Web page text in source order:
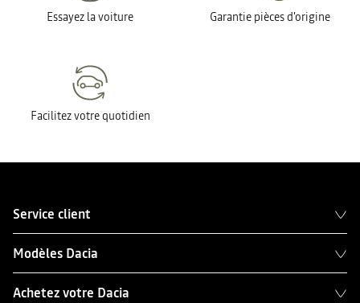
Essayez la voiture Garantie pièces d'origine
Facilitez votre quotidien
Service client
Modèles Dacia
Achetez votre Dacia